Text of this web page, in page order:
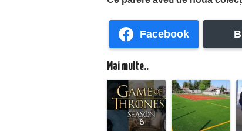
Facebook
Mai multe..